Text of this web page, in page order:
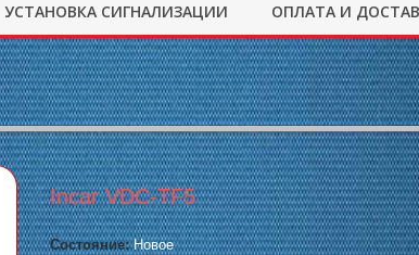
УСТАНОВКА СИГНАЛИЗАЦИИ ОПЛАТА И
Incar VDC-TF5
Состояние: Новое